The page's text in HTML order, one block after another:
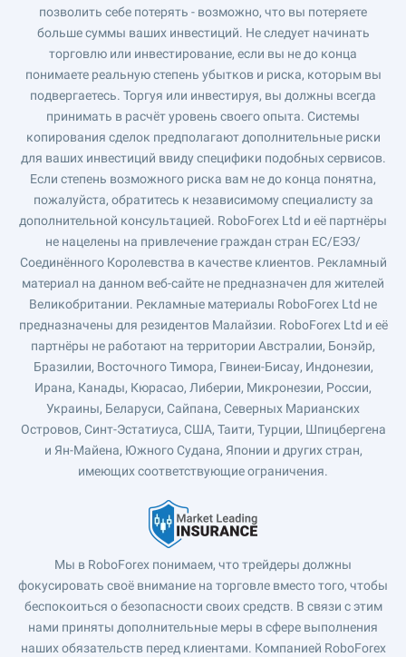
позволить себе потерять - возможно, что вы потеряете
больше суммы ваших инвестиций. Не следует начинать
торговлю или инвестирование, если вы не до конца
понимаете реальную степень убытков и риска, которым вы
подвергаетесь. Торгуя или инвестируя, вы должны всегда
принимать в расчёт уровень своего опыта. Системы
копирования сделок предполагают дополнительные риски
для ваших инвестиций ввиду специфики подобных сервисов.
Если степень возможного риска вам не до конца понятна,
пожалуйста, обратитесь к независимому специалисту за
дополнительной консультацией. RoboForex Ltd и её партнёры
не нацелены на привлечение граждан стран ЕС/ЕЭЗ/
Соединённого Королевства в качестве клиентов. Рекламный
материал на данном веб-сайте не предназначен для жителей
Великобритании. Рекламные материалы RoboForex Ltd не
предназначены для резидентов Малайзии. RoboForex Ltd и её
партнёры не работают на территории Австралии, Бонэйр,
Бразилии, Восточного Тимора, Гвинеи-Бисау, Индонезии,
Ирана, Канады, Кюрасао, Либерии, Микронезии, России,
Украины, Беларуси, Сайпана, Северных Марианских
Островов, Синт-Эстатиуса, США, Таити, Турции, Шпицбергена
и Ян-Майена, Южного Судана, Японии и других стран,
имеющих соответствующие ограничения.
Мы в RoboForex понимаем, что трейдеры должны
фокусировать своё внимание на торговле вместо того, чтобы
беспокоиться о безопасности своих средств. В связи с этим
нами приняты дополнительные меры в сфере выполнения
наших обязательств перед клиентами. Компанией RoboForex